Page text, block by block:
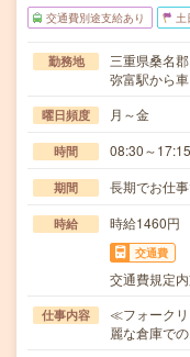
交通費別途支給あり 土
勤務地
三重県桑名郡
弥富駅から
曜日頻度 月～金
時間 08:30～17:15
期間 長期でお仕
時給 時給1460円
交通費
交通費規定
仕事内容
≪フォーク
麗な倉庫で